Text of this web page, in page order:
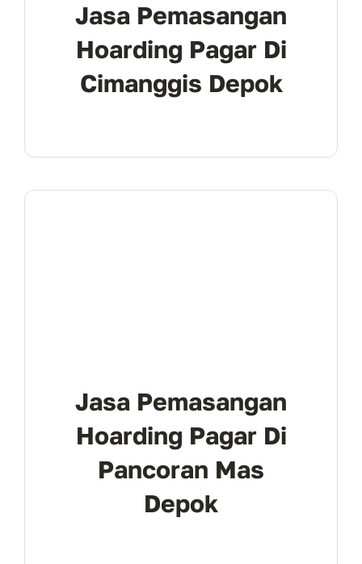
Jasa Pemasangan
Hoarding Pagar Di
Cimanggis Depok
Jasa Pemasangan
Hoarding Pagar Di
Pancoran Mas
Depok